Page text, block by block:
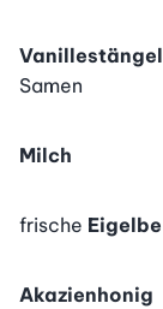
Vanillestängel
Samen
Milch
frische Eigelbe
Akazienhonig